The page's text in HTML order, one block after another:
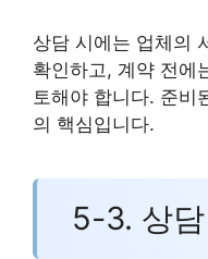
상담 시에는 업체의
확인하고, 계약 전에
토해야 합니다. 준비
의 핵심입니다.
5-3. 상